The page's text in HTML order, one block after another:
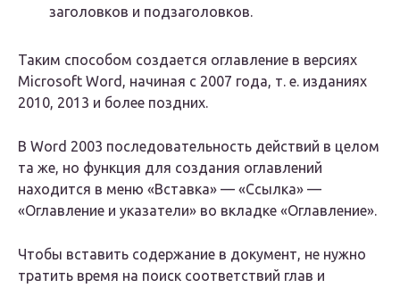
заголовков и подзаголовков.
Таким способом создается оглавление в версиях
Microsoft Word, начиная с 2007 года, т. е. изданиях
2010, 2013 и более поздних.
В Word 2003 последовательность действий в целом
та же, но функция для создания оглавлений
находится в меню «Вставка» — «Ссылка» —
«Оглавление и указатели» во вкладке «Оглавление».
Чтобы вставить содержание в документ, не нужно
тратить время на поиск соответствий глав и